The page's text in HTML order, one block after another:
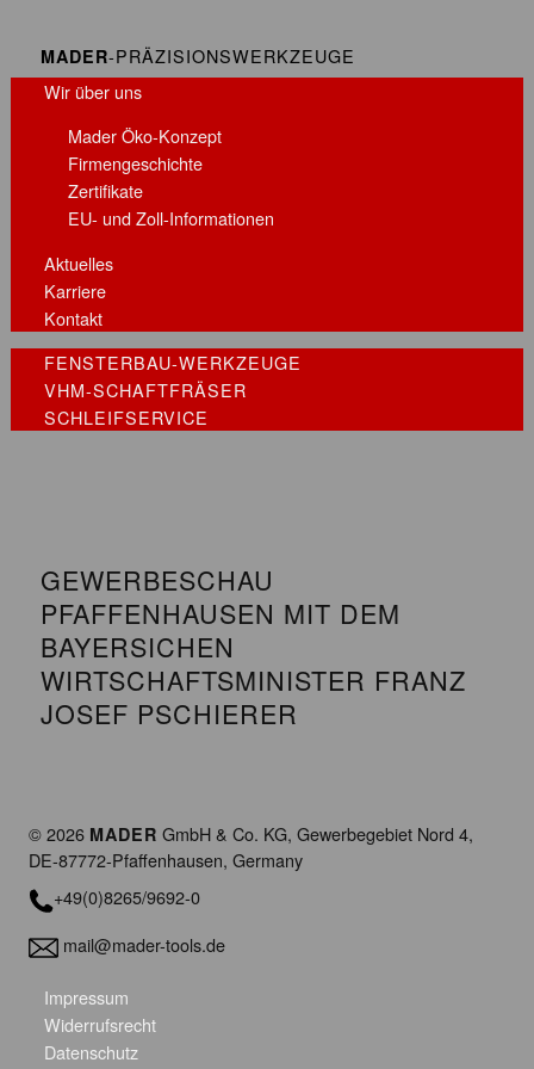
MADER-PRÄZISIONSWERKZEUGE
Wir über uns
Mader Öko-Konzept
Firmengeschichte
Zertifikate
EU- und Zoll-Informationen
Aktuelles
Karriere
Kontakt
FENSTERBAU-WERKZEUGE
VHM-SCHAFTFRÄSER
SCHLEIFSERVICE
GEWERBESCHAU
PFAFFENHAUSEN MIT DEM
BAYERSICHEN
WIRTSCHAFTSMINISTER FRANZ
JOSEF PSCHIERER
© 2026 MADER GmbH & Co. KG, Gewerbegebiet Nord 4,
DE-87772-Pfaffenhausen, Germany
+49(0)8265/9692-0
mail@mader-tools.de
Impressum
Widerrufsrecht
Datenschutz